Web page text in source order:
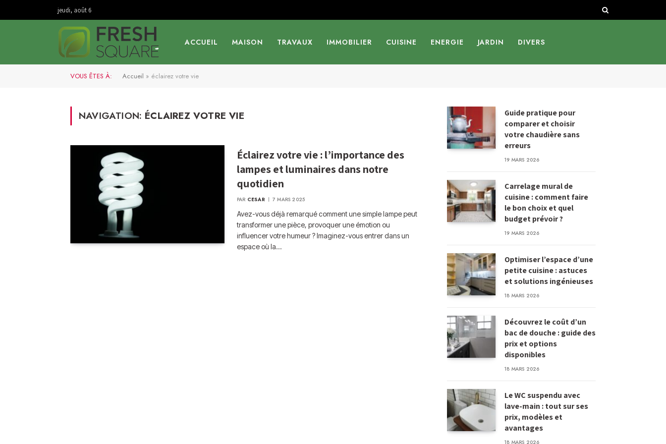
jeudi, août 6
ACCUEIL MAISON TRAVAUX IMMOBILIER CUISINE ENERGIE JARDIN DIVERS
VOUS ÊTES À: Accueil » éclairez votre vie
NAVIGATION: ÉCLAIREZ VOTRE VIE
Éclairez votre vie : l’importance des
lampes et luminaires dans notre
quotidien
PAR CESAR 7 MARS 2025
Avez-vous déjà remarqué comment une simple lampe peut
transformer une pièce, provoquer une émotion ou
influencer votre humeur ? Imaginez-vous entrer dans un
espace où la…
Guide pratique pour
comparer et choisir
votre chaudière sans
erreurs
19 MARS 2026
Carrelage mural de
cuisine : comment faire
le bon choix et quel
budget prévoir ?
19 MARS 2026
Optimiser l’espace d’une
petite cuisine : astuces
et solutions ingénieuses
18 MARS 2026
Découvrez le coût d’un
bac de douche : guide des
prix et options
disponibles
18 MARS 2026
Le WC suspendu avec
lave-main : tout sur ses
prix, modèles et
avantages
18 MARS 2026